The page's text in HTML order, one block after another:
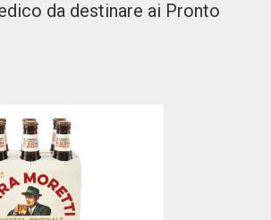
da destinare ai Pronto